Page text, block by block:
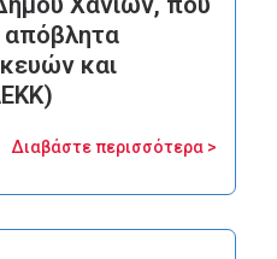
απόβλητα
και
Διαβάστε περισσότερα >